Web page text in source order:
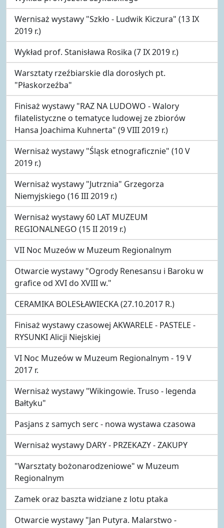
Wernisaż wystawy "Szkło - Ludwik Kiczura" (13 IX
2019 r.)
Wykład prof. Stanisława Rosika (7 IX 2019 r.)
Warsztaty rzeźbiarskie dla dorosłych pt.
"Płaskorzeźba"
Finisaż wystawy "RAZ NA LUDOWO - Walory
filatelistyczne o tematyce ludowej ze zbiorów
Hansa Joachima Kuhnerta" (9 VIII 2019 r.)
Wernisaż wystawy "Śląsk etnograficznie" (10 V
2019 r.)
Wernisaż wystawy "Jutrznia" Grzegorza
Niemyjskiego (16 III 2019 r.)
Wernisaż wystawy 60 LAT MUZEUM
REGIONALNEGO (15 II 2019 r.)
VII Noc Muzeów w Muzeum Regionalnym
Otwarcie wystawy "Ogrody Renesansu i Baroku w
grafice od XVI do XVIII w."
CERAMIKA BOLESŁAWIECKA (27.10.2017 R.)
Finisaż wystawy czasowej AKWARELE - PASTELE -
RYSUNKI Alicji Niejskiej
VI Noc Muzeów w Muzeum Regionalnym - 19 V
2017 r.
Wernisaż wystawy "Wikingowie. Truso - legenda
Bałtyku"
Pasjans z samych serc - nowa wystawa czasowa
Wernisaż wystawy DARY - PRZEKAZY - ZAKUPY
"Warsztaty bożonarodzeniowe" w Muzeum
Regionalnym
Zamek oraz baszta widziane z lotu ptaka
Otwarcie wystawy "Jan Putyra. Malarstwo -